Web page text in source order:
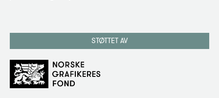
STØTTET AV